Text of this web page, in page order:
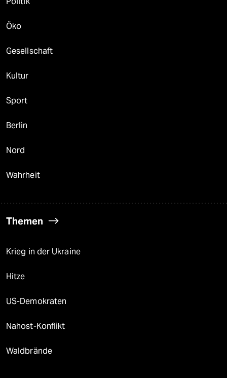
Öko
Gesellschaft
Kultur
Sport
Berlin
Nord
Wahrheit
Themen
Krieg in der Ukraine
Hitze
US-Demokraten
Nahost-Konflikt
Waldbrände